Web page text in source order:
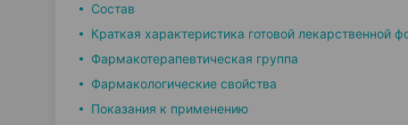
Состав
Краткая характеристика готовой лекарственной
Фармакотерапевтическая группа
Фармакологические свойства
Показания к применению